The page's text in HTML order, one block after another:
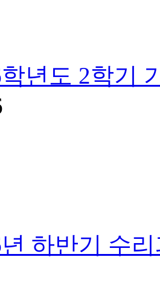
년도 2학기
하반기 수